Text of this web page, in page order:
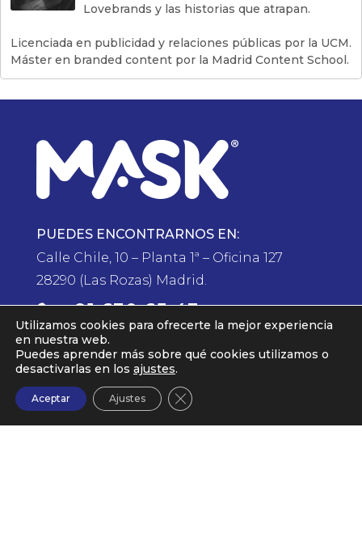
Lovebrands y las historias que atrapan.
Licenciada en publicidad y relaciones públicas por la UCM.
Máster en branded content por la Madrid Content School.
PUEDES ENCONTRARNOS EN:
Calle Chile, 10 – Planta 1ª – Oficina 127
28290 (Las Rozas) Madrid.
 91 630 65 43
Servicios
Nosotros
Trabajos
Utilizamos cookies para ofrecerte la mejor experiencia
en nuestra web.
Puedes aprender más sobre qué cookies utilizamos o
desactivarlas en los ajustes.
Aceptar Ajustes Cerrar el banner de cookies